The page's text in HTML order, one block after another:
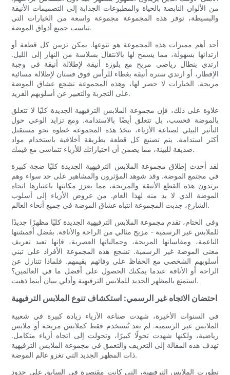
من الألوان النابضة بالحياة والمطبوعات الجذابة إلى التصميمات الأنيقة
والبسيطة، توفر هذه المجموعة مجموعة واسعة من الخيارات التي
تناسب جميع أذواق الموضة.
أحد أهم مميزات هذه المجموعة هو تنوعها. يمكن تزيين كل قطعة أو
ارتدائها بسهولة، مما يسمح لها بالانتقال بسلاسة من النهار إلى الليل.
ارتدي بنطال رياضي مريح مع بلوزة أنيقة لإطلالة أنيقة في وجبة
الإفطار، أو ارتدي سترة أنيقة بغطاء للرأس فوق فستان لإطلالة مسائية
مريحة. الخيارات لا حصر لها، وهذه المجموعة تشجع عشاق الموضة
على التجربة والتعبير عن أسلوبهم الفريد.
علاوة على ذلك، فإن مجموعة الملابس الترفيهية الجديدة كليًا لا تتعلق
بالموضة فحسب، بل تتعلق أيضًا بالاستدامة. ومع تزايد الوعي حول
التأثير البيئي لصناعة الأزياء، تتخذ هذه المجموعة خطوة نحو مستقبل
أكثر استدامة. يتم تصنيع كل قطعة بطريقة أخلاقية باستخدام مواد
صديقة للبيئة، مما يضمن أن اختياراتك للأزياء تتماشى مع قيمك.
لقد أحدث إطلاق مجموعة الملابس الترفيهية الجديدة كليًا ضجة كبيرة
في مجتمع الموضة. وقد شوهد المؤثرون والمشاهير على حد سواء وهم
يرتدون هذه القطع الأنيقة والمريحة، مما يعزز مكانتها باعتبارها اتجاه
الموضة الذي لا بد منه لهذا العام. من عروض الأزياء إلى أسلوب
الشارع، جذبت المجموعة انتباه عشاق الموضة في جميع أنحاء العالم.
وفي الختام، تقدم مجموعة الملابس الترفيهية الجديدة كليًا مظهرًا جديدًا
للملابس غير الرسمية - مزيج مثالي من الراحة والأناقة. بفضل أقمشتها
الناعمة، ومقاساتها المريحة، وجمالياتها العصرية، فإنها تعيد تعريف
معنى الموضة غير الرسمية. تشجع هذه المجموعة الأفراد على تبني
أسلوبهم الشخصي مع الحفاظ على وفائهم بقيمهم. فلماذا تتنازل عن
الراحة أو الأناقة عندما يمكنك الحصول على أفضل ما في العالمين؟
استمتع بالمظهر الجديد للملابس الترفيهية وأدلي ببيان أينما ذهبت.
احتضان الاتجاه غير الرسمي: استكشاف تنوع الملابس الترفيهية
في السنوات الأخيرة، شهدت صناعة الأزياء زيادة كبيرة في شعبية
الملابس غير الرسمية. لم تعد تُستخدم فقط كملابس مريحة أو ملابس
رياضية، ولكنها شهدت تحولًا كبيرًا، وتحولت إلى اتجاه أزياء متكامل.
تهدف هذه المقالة إلى التعريف والتعمق في مجموعة الملابس الترفيهية
ذات المظهر الجديد التي تغزو عالم الموضة.
تطورت الملابس الترفيهية، التي كانت مقتصرة في السابق على حدود